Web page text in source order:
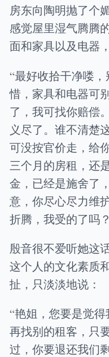
房东向陶明抛了个
感觉屋里湿气腾腾
面和家具以及电器
“最好收拾干净喽
惜，家具和电器可
了，我可找你赔偿
义尽了。谁不清楚
可没按官价走，给
三个月的房租，还
金，已经是施舍了
意，你尽心尽力维
折腾，我受的了吗
殷音很不爱听她这
这个人的文化素质
扯，只淡淡地说：
“艳姐，您要是觉
再找别的租客，只
过，你要退还我们